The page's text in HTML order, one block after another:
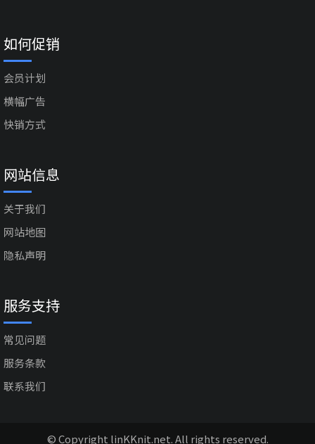
如何促销
会员计划
横幅广告
快销方式
网站信息
关于我们
网站地图
隐私声明
服务支持
常见问题
服务条款
联系我们
© Copyright linKKnit.net. All rights reserved.